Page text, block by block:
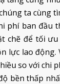
ta cùng
phí ban đầu
chẽ để tối
lao
so với chi
bền thấp